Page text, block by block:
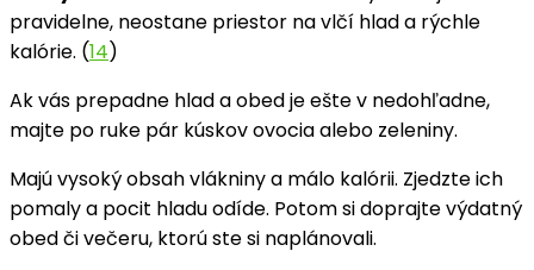
pravidelne, neostane priestor na vlčí hlad a rýchle
kalórie. (14)
Ak vás prepadne hlad a obed je ešte v nedohľadne,
majte po ruke pár kúskov ovocia alebo zeleniny.
Majú vysoký obsah vlákniny a málo kalórii. Zjedzte ich
pomaly a pocit hladu odíde. Potom si doprajte výdatný
obed či večeru, ktorú ste si naplánovali.